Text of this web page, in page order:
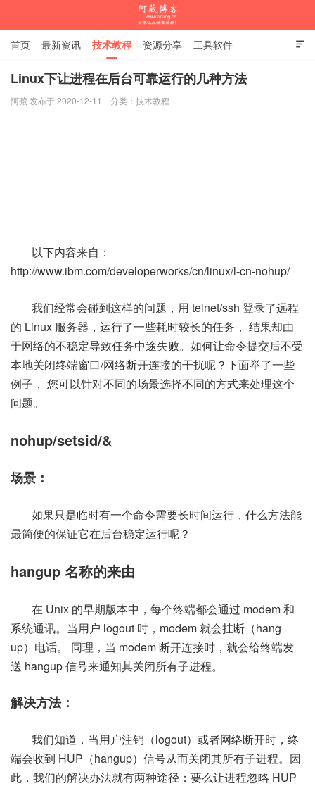

首页 最新资讯 技术教程 资源分享 工具软件
杂谈随笔
Linux下让进程在后台可靠运行的几种方法
阿藏 发布于 2020-12-11 分类： 技术教程
以下内容来自：
http://www.ibm.com/developerworks/cn/linux/l-cn-nohup/
我们经常会碰到这样的问题，用 telnet/ssh 登录了远程
的 Linux 服务器，运行了一些耗时较长的任务， 结果却由
于网络的不稳定导致任务中途失败。如何让命令提交后不受
本地关闭终端窗口/网络断开连接的干扰呢？下面举了一些
例子， 您可以针对不同的场景选择不同的方式来处理这个
问题。
nohup/setsid/&
场景：
如果只是临时有一个命令需要长时间运行，什么方法能
最简便的保证它在后台稳定运行呢？
hangup 名称的来由
在 Unix 的早期版本中，每个终端都会通过 modem 和
系统通讯。当用户 logout 时，modem 就会挂断（hang
up）电话。 同理，当 modem 断开连接时，就会给终端发
送 hangup 信号来通知其关闭所有子进程。
解决方法：
我们知道，当用户注销（logout）或者网络断开时，终
端会收到 HUP（hangup）信号从而关闭其所有子进程。因
此，我们的解决办法就有两种途径：要么让进程忽略 HUP